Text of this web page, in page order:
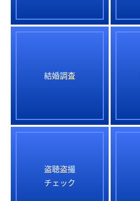
結婚調査
盗聴盗撮
チェック